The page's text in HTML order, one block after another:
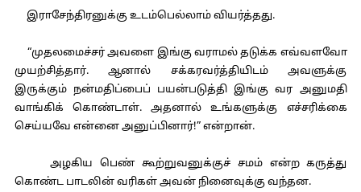
இராசேந்திரனுக்கு உடம்பெல்லாம் வியர்த்தது.
“முதலமைச்சர் அவளை இங்கு வராமல் தடுக்க எவ்வளவோ
முயற்சித்தார். ஆனால் சக்கரவர்த்தியிடம் அவளுக்கு
இருக்கும் நன்மதிப்பைப் பயன்படுத்தி இங்கு வர அனுமதி
வாங்கிக் கொண்டாள். அதனால் உங்களுக்கு எச்சரிக்கை
செய்யவே என்னை அனுப்பினார்!” என்றான்.
அழகிய பெண் கூற்றுவனுக்குச் சமம் என்ற கருத்து
கொண்ட பாடலின் வரிகள் அவன் நினைவுக்கு வந்தன.